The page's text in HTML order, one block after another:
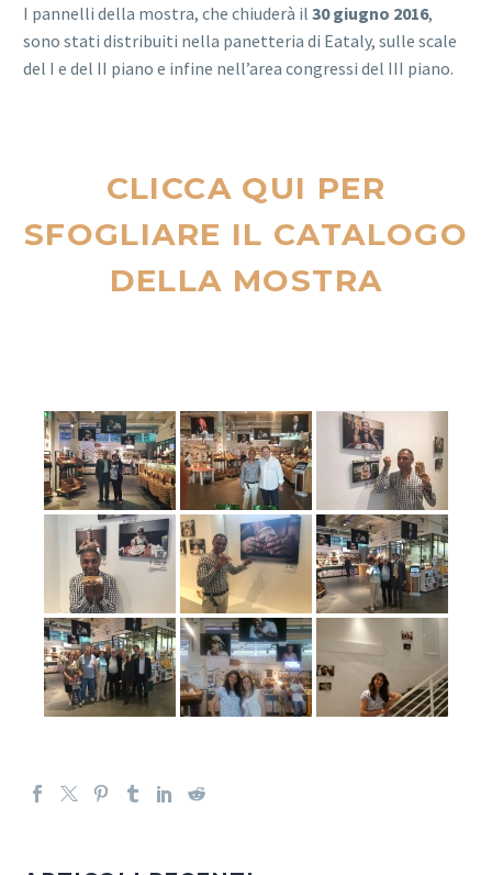
I pannelli della mostra, che chiuderà il 30 giugno 2016,
sono stati distribuiti nella panetteria di Eataly, sulle scale
del I e del II piano e infine nell’area congressi del III piano.
CLICCA QUI PER
SFOGLIARE IL CATALOGO
DELLA MOSTRA